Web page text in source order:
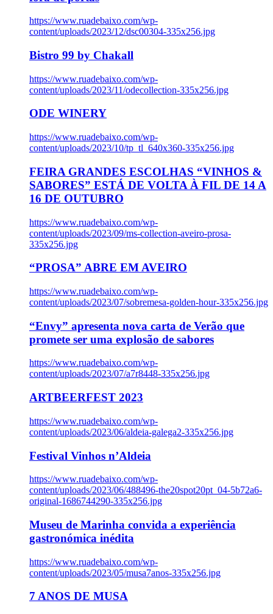
https://www.ruadebaixo.com/wp-
content/uploads/2023/12/dsc00304-335x256.jpg
Bistro 99 by Chakall
https://www.ruadebaixo.com/wp-
content/uploads/2023/11/odecollection-335x256.jpg
ODE WINERY
https://www.ruadebaixo.com/wp-
content/uploads/2023/10/tp_tl_640x360-335x256.jpg
FEIRA GRANDES ESCOLHAS “VINHOS &
SABORES” ESTÁ DE VOLTA À FIL DE 14 A
16 DE OUTUBRO
https://www.ruadebaixo.com/wp-
content/uploads/2023/09/ms-collection-aveiro-prosa-
335x256.jpg
“PROSA” ABRE EM AVEIRO
https://www.ruadebaixo.com/wp-
content/uploads/2023/07/sobremesa-golden-hour-335x256.jpg
“Envy” apresenta nova carta de Verão que
promete ser uma explosão de sabores
https://www.ruadebaixo.com/wp-
content/uploads/2023/07/a7r8448-335x256.jpg
ARTBEERFEST 2023
https://www.ruadebaixo.com/wp-
content/uploads/2023/06/aldeia-galega2-335x256.jpg
Festival Vinhos n’Aldeia
https://www.ruadebaixo.com/wp-
content/uploads/2023/06/488496-the20spot20pt_04-5b72a6-
original-1686744290-335x256.jpg
Museu de Marinha convida a experiência
gastronómica inédita
https://www.ruadebaixo.com/wp-
content/uploads/2023/05/musa7anos-335x256.jpg
7 ANOS DE MUSA